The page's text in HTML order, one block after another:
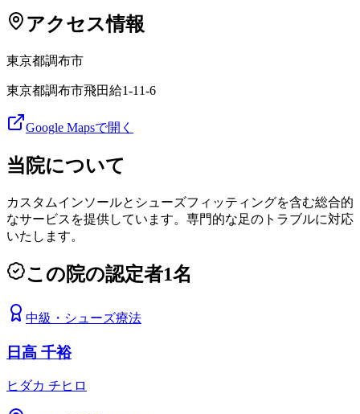
アクセス情報
東京都調布市
東京都調布市飛田給1-11-6
Google Mapsで開く
当院について
カスタムインソールとシューズフィッティングを含む総合的
なサービスを提供しています。専門的な足のトラブルに対応
いたします。
この院の認定者1名
中級 ・ シューズ療法
日高 千裕
ヒダカ チヒロ